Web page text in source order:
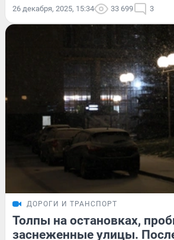
26 декабря, 2025, 15:34 33 699 3
ДОРОГИ И ТРАНСПОРТ
Толпы на остановках,
заснеженные улицы.